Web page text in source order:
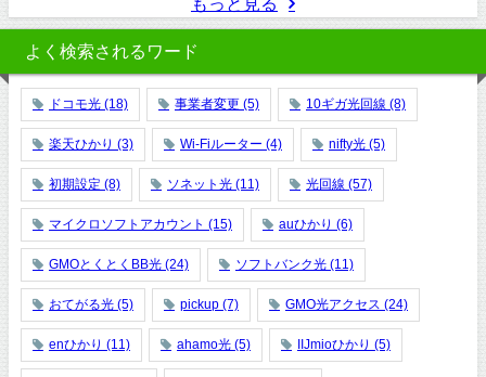
よく検索されるワード
ドコモ光 (18) 事業者変更 (5) 10ギガ光回線 (8)
楽天ひかり (3) Wi-Fiルーター (4) nifty光 (5)
初期設定 (8) ソネット光 (11) 光回線 (57)
マイクロソフトアカウント (15) auひかり (6)
GMOとくとくBB光 (24) ソフトバンク光 (11)
おてがる光 (5) pickup (7) GMO光アクセス (24)
enひかり (11) ahamo光 (5) IIJmioひかり (5)